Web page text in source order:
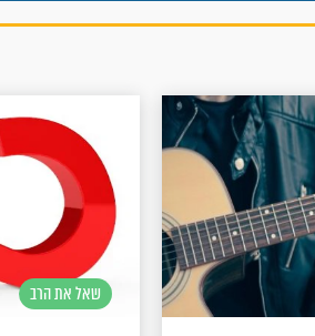
שאל את הרב